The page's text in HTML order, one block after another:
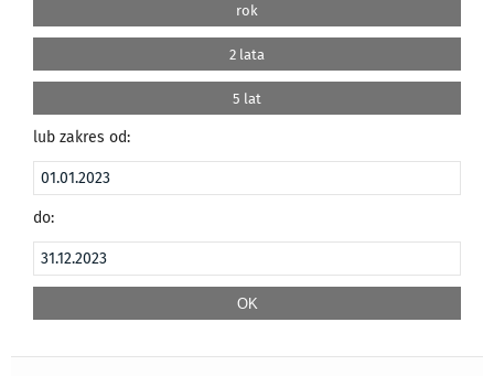
rok
2 lata
5 lat
lub zakres od:
do: